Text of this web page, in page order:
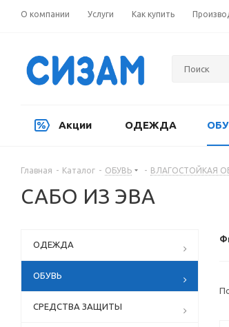
О компании Услуги Как купить
Акции ОДЕЖДА
Главная - Каталог - ОБУВЬ - ВЛАГОСТОЙКАЯ
САБО ИЗ ЭВА
ОДЕЖДА
ОБУВЬ
СРЕДСТВА ЗАЩИТЫ